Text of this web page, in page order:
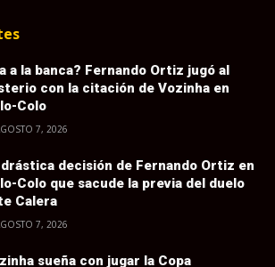
a la banca? Fernando Ortiz jugó al
con la citación de Vozinha en
Colo
7, 2026
drástica decisión de Fernando Ortiz en
Colo que sacude la previa del duelo
Calera
7, 2026
sueña con jugar la Copa